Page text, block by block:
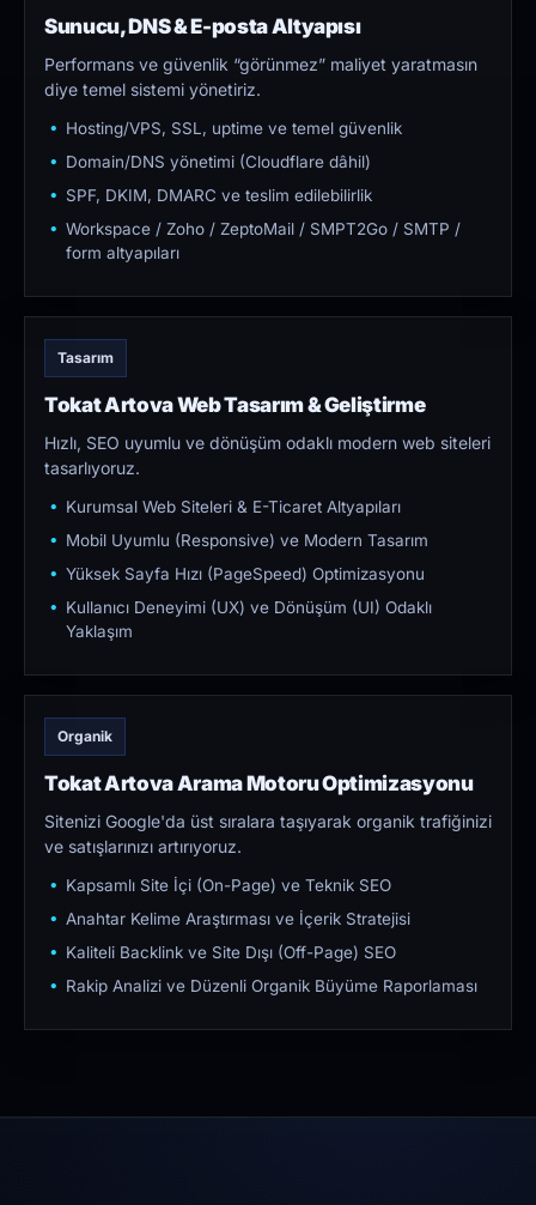
Sunucu, DNS & E-posta Altyapısı
Performans ve güvenlik “görünmez” maliyet yaratmasın
diye temel sistemi yönetiriz.
Hosting/VPS, SSL, uptime ve temel güvenlik
Domain/DNS yönetimi (Cloudflare dâhil)
SPF, DKIM, DMARC ve teslim edilebilirlik
Workspace / Zoho / ZeptoMail / SMPT2Go / SMTP /
form altyapıları
Tasarım
Tokat Artova Web Tasarım & Geliştirme
Hızlı, SEO uyumlu ve dönüşüm odaklı modern web siteleri
tasarlıyoruz.
Kurumsal Web Siteleri & E-Ticaret Altyapıları
Mobil Uyumlu (Responsive) ve Modern Tasarım
Yüksek Sayfa Hızı (PageSpeed) Optimizasyonu
Kullanıcı Deneyimi (UX) ve Dönüşüm (UI) Odaklı
Yaklaşım
Organik
Tokat Artova Arama Motoru Optimizasyonu
Sitenizi Google'da üst sıralara taşıyarak organik trafiğinizi
ve satışlarınızı artırıyoruz.
Kapsamlı Site İçi (On-Page) ve Teknik SEO
Anahtar Kelime Araştırması ve İçerik Stratejisi
Kaliteli Backlink ve Site Dışı (Off-Page) SEO
Rakip Analizi ve Düzenli Organik Büyüme Raporlaması